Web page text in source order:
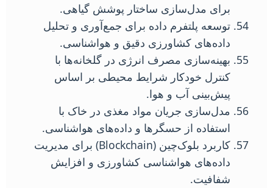
برای مدل‌سازی ساختار پوشش گیاهی.
توسعه پلتفرم داده برای جمع‌آوری و تحلیل
داده‌های کشاورزی دقیق و هواشناسی.
بهینه‌سازی مصرف انرژی در گلخانه‌ها با
کنترل خودکار شرایط محیطی بر اساس
پیش‌بینی آب و هوا.
مدل‌سازی جریان مواد مغذی در خاک با
استفاده از حسگرها و داده‌های هواشناسی.
کاربرد بلوک‌چین (Blockchain) برای مدیریت
داده‌های هواشناسی کشاورزی و افزایش
شفافیت.